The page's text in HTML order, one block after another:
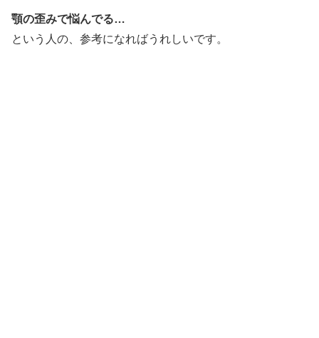
顎の歪みで悩んでる…
という人の、参考になればうれしいです。